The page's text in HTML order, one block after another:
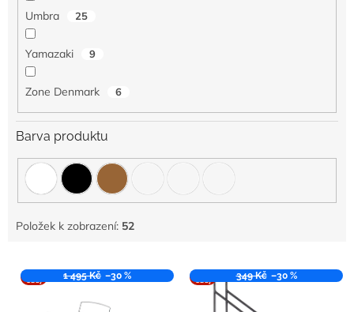
Umbra 25
Yamazaki 9
Zone Denmark 6
Barva produktu
Položek k zobrazení: 52
ODEJ
1 495 Kč –30 %
ODEJ
349 Kč –30 %